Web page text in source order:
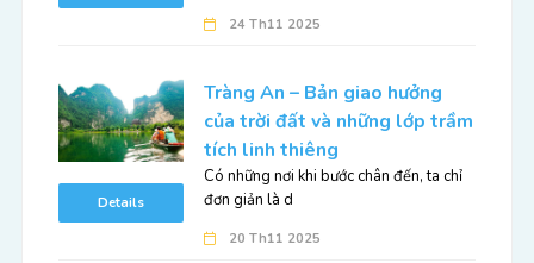
24 Th11 2025
Details
Tràng An – Bản giao hưởng
của trời đất và những lớp trầm
tích linh thiêng
Có những nơi khi bước chân đến, ta chỉ
đơn giản là d
20 Th11 2025